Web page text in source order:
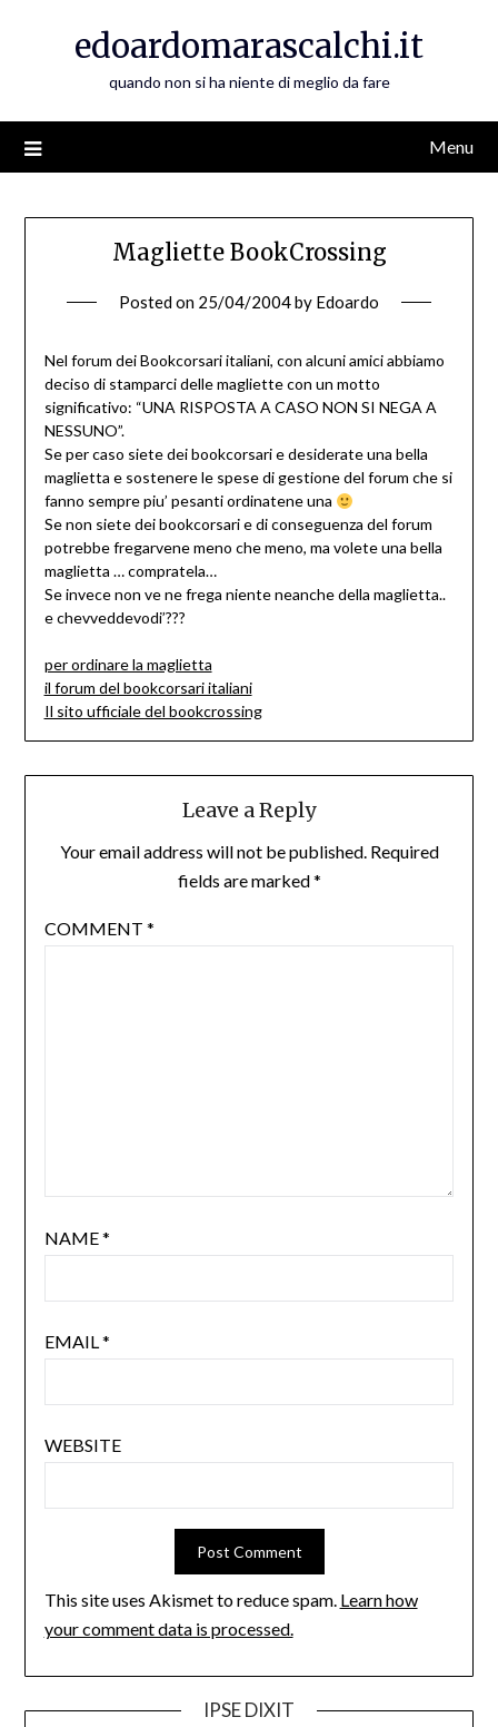
edoardomarascalchi.it
quando non si ha niente di meglio da fare
Menu
Magliette BookCrossing
Posted on 25/04/2004by Edoardo
Nel forum dei Bookcorsari italiani, con alcuni amici abbiamo
deciso di stamparci delle magliette con un motto
significativo: “UNA RISPOSTA A CASO NON SI NEGA A
NESSUNO”.
Se per caso siete dei bookcorsari e desiderate una bella
maglietta e sostenere le spese di gestione del forum che si
fanno sempre piu’ pesanti ordinatene una
Se non siete dei bookcorsari e di conseguenza del forum
potrebbe fregarvene meno che meno, ma volete una bella
maglietta … compratela…
Se invece non ve ne frega niente neanche della maglietta..
e chevveddevodi’???
per ordinare la maglietta
il forum del bookcorsari italiani
Il sito ufficiale del bookcrossing
Leave a Reply
Your email address will not be published. Required
fields are marked*
COMMENT *
NAME*
EMAIL*
WEBSITE
This site uses Akismet to reduce spam. Learn how
your comment data is processed.
IPSE DIXIT